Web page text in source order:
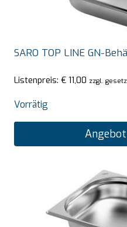
SARO TOP LINE GN-
Listenpreis: € 11,00 zzgl.
Vorrätig